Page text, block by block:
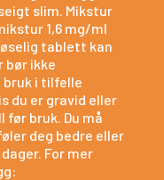
slim. Mikstur
1,6 mg/ml
tablett kan
bør ikke
bruk i tilfelle
du er gravid eller
bruk. Du må
deg bedre eller
For mer